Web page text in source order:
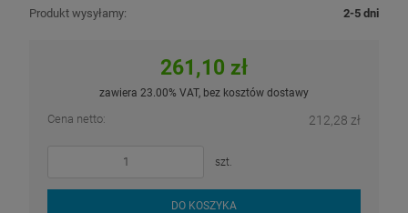
Produkt wysyłamy:
2-5 dni
261,10 zł
zawiera 23.00% VAT, bez kosztów dostawy
Cena netto: 212,28 zł
szt.
DO KOSZYKA